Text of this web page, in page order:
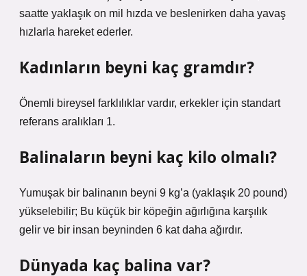
saatte yaklaşık on mil hızda ve beslenirken daha yavaş
hızlarla hareket ederler.
Kadınların beyni kaç gramdır?
Önemli bireysel farklılıklar vardır, erkekler için standart
referans aralıkları 1.
Balinaların beyni kaç kilo olmalı?
Yumuşak bir balinanın beyni 9 kg’a (yaklaşık 20 pound)
yükselebilir; Bu küçük bir köpeğin ağırlığına karşılık
gelir ve bir insan beyninden 6 kat daha ağırdır.
Dünyada kaç balina var?